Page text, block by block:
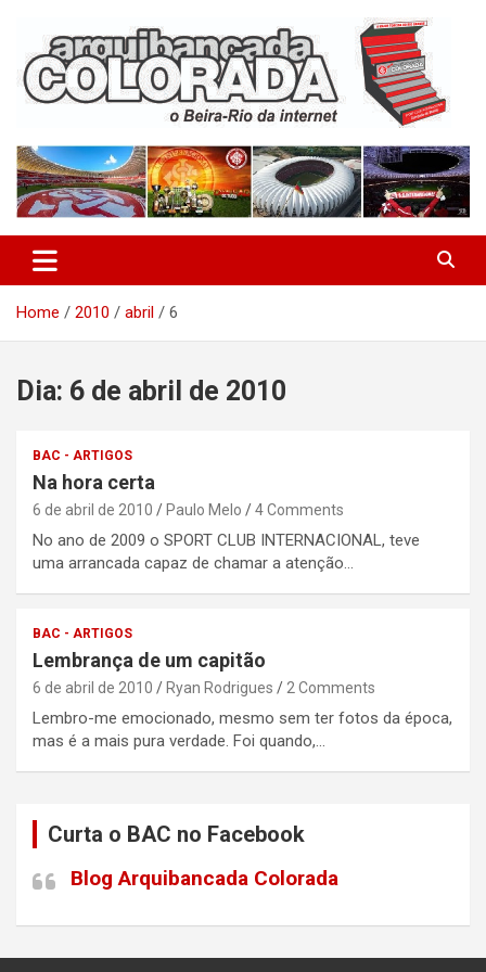
content
Arquibancada Colorada
Home 2010 abril 6
Dia: 6 de abril de 2010
BAC - ARTIGOS
Na hora certa
6 de abril de 2010 Paulo Melo 4 Comments
No ano de 2009 o SPORT CLUB INTERNACIONAL, teve
uma arrancada capaz de chamar a atenção…
BAC - ARTIGOS
Lembrança de um capitão
6 de abril de 2010 Ryan Rodrigues 2 Comments
Lembro-me emocionado, mesmo sem ter fotos da época,
mas é a mais pura verdade. Foi quando,…
Curta o BAC no Facebook
Blog Arquibancada Colorada